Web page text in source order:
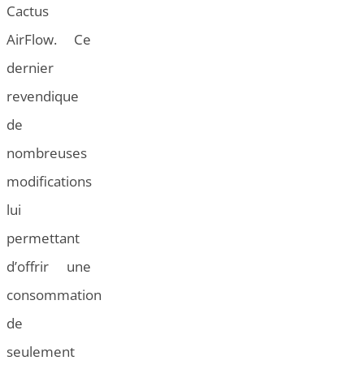
Cactus
AirFlow. Ce
dernier
revendique
de
nombreuses
modifications
lui
permettant
d’offrir une
consommation
de
seulement